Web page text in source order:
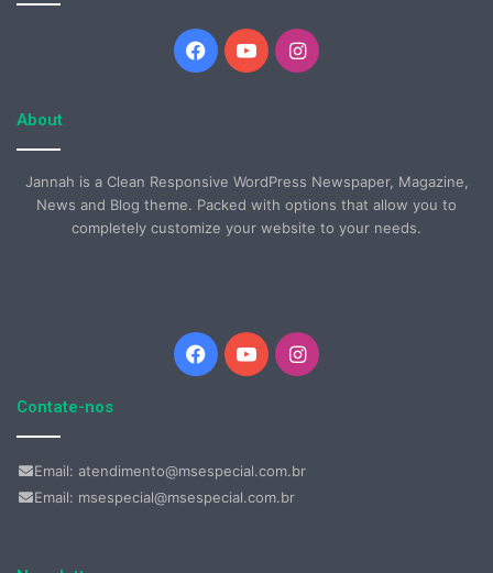
Facebook
YouTubeInstagram
About
Jannah is a Clean Responsive WordPress Newspaper, Magazine,
News and Blog theme. Packed with options that allow you to
completely customize your website to your needs.
Facebook
YouTubeInstagram
Contate-nos
Email: atendimento@msespecial.com.br
Email: msespecial@msespecial.com.br